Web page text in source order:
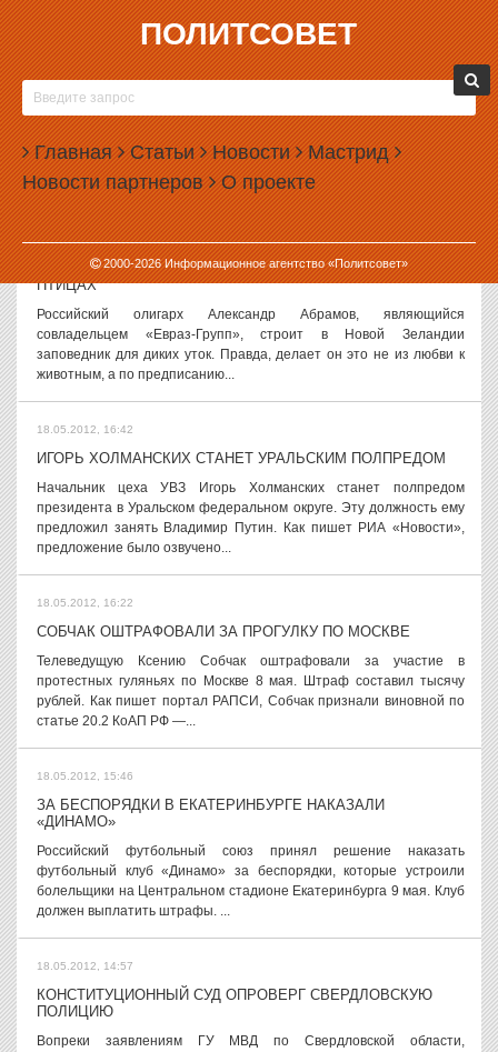
ПОЛИТСОВЕТ
Главная Статьи Новости Мастрид
Новости партнеров О проекте
2000-2026Информационное агентство «Политсовет»
18.05.2012, 18:28
СЛУХИ И ВЕРСИИ, 18 МАЯ
Игорь Холманских станет последним полпредом Назначение
Игоря Холманских было воспринято на Урале однозначно: все
политики сходятся во мнении о том, что сам институт полпредства
доживает последние...
18.05.2012, 17:38
ВЛАДЕЛЕЦ НТМК ПОЗАБОТИТСЯ О НОВОЗЕЛАНДСКИХ
ПТИЦАХ
Российский олигарх Александр Абрамов, являющийся
совладельцем «Евраз-Групп», строит в Новой Зеландии
заповедник для диких уток. Правда, делает он это не из любви к
животным, а по предписанию...
18.05.2012, 16:42
ИГОРЬ ХОЛМАНСКИХ СТАНЕТ УРАЛЬСКИМ ПОЛПРЕДОМ
Начальник цеха УВЗ Игорь Холманских станет полпредом
президента в Уральском федеральном округе. Эту должность ему
предложил занять Владимир Путин. Как пишет РИА «Новости»,
предложение было озвучено...
18.05.2012, 16:22
СОБЧАК ОШТРАФОВАЛИ ЗА ПРОГУЛКУ ПО МОСКВЕ
Телеведущую Ксению Собчак оштрафовали за участие в
протестных гуляньях по Москве 8 мая. Штраф составил тысячу
рублей. Как пишет портал РАПСИ, Собчак признали виновной по
статье 20.2 КоАП РФ —...
18.05.2012, 15:46
ЗА БЕСПОРЯДКИ В ЕКАТЕРИНБУРГЕ НАКАЗАЛИ
«ДИНАМО»
Российский футбольный союз принял решение наказать
футбольный клуб «Динамо» за беспорядки, которые устроили
болельщики на Центральном стадионе Екатеринбурга 9 мая. Клуб
должен выплатить штрафы. ...
18.05.2012, 14:57
КОНСТИТУЦИОННЫЙ СУД ОПРОВЕРГ СВЕРДЛОВСКУЮ
ПОЛИЦИЮ
Вопреки заявлениям ГУ МВД по Свердловской области,